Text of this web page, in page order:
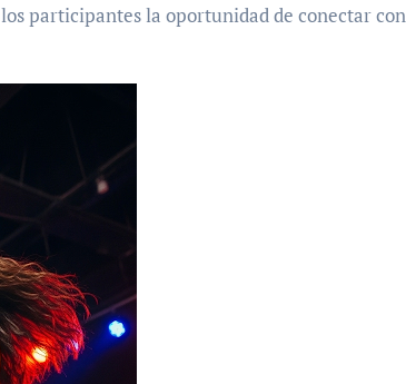
participantes la oportunidad de conectar con